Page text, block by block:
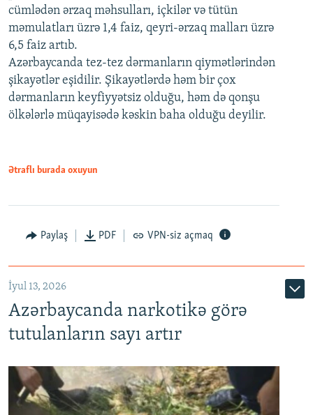
cümlədən ərzaq məhsulları, içkilər və tütün
məmulatları üzrə 1,4 faiz, qeyri-ərzaq malları üzrə
6,5 faiz artıb.
Azərbaycanda tez-tez dərmanların qiymətlərindən
şikayətlər eşidilir. Şikayətlərdə həm bir çox
dərmanların keyfiyyətsiz olduğu, həm də qonşu
ölkələrlə müqayisədə kəskin baha olduğu deyilir.
Ətraflı burada oxuyun
Paylaş PDF VPN-siz açmaq
İyul 13, 2026
Azərbaycanda narkotikə görə
tutulanların sayı artır